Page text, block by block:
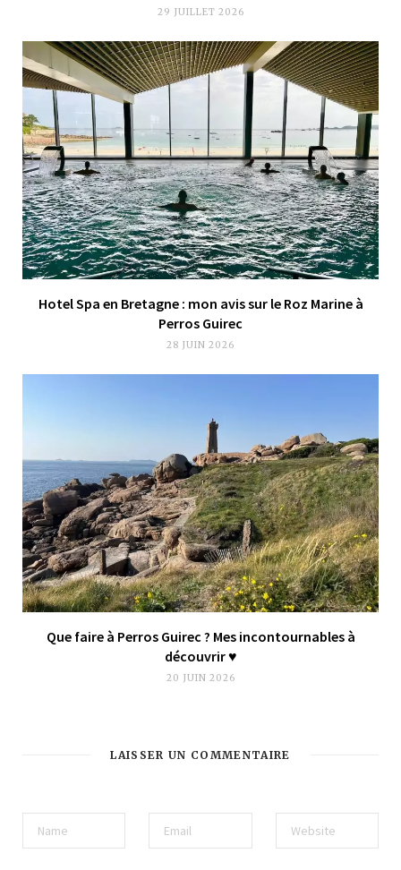
29 JUILLET 2026
Hotel Spa en Bretagne : mon avis sur le Roz Marine à
Perros Guirec
28 JUIN 2026
Que faire à Perros Guirec ? Mes incontournables à
découvrir ♥︎
20 JUIN 2026
LAISSER UN COMMENTAIRE